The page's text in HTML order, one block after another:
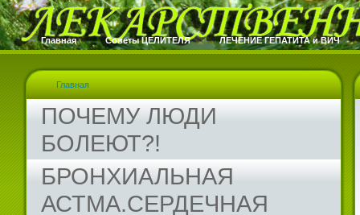
Главная Cоветы ЦЕЛИТЕЛЯ ЛЕЧЕНИЕ ГЕПАТИТА и ВИЧ
Главная
ПОЧЕМУ ЛЮДИ
БОЛЕЮТ?!
БРОНХИАЛЬНАЯ
АСТМА.СЕРДЕЧНАЯ